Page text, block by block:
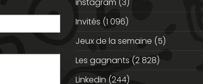
Invités (1 096)
Jeux de la semaine (5)
Les gagnants (2 828)
Linkedin (244)